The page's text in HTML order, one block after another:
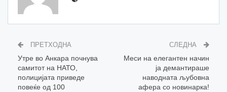
ПРЕТХОДНА
Утре во Анкара почнува
самитот на НАТО,
полицијата приведе
повеќе од 100
СЛЕДНА
Меси на елегантен начин
ја демантираше
наводната љубовна
афера со новинарка!